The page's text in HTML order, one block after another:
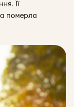
Її
померла